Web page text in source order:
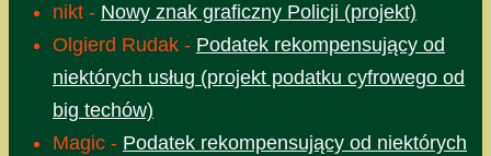
nikt - Nowy znak graficzny Policji (projekt)
Olgierd Rudak - Podatek rekompensujący od
niektórych usług (projekt podatku cyfrowego od
big techów)
Magic - Podatek rekompensujący od niektórych